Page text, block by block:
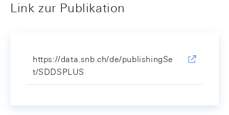
Link zur Publikation
https://data.snb.ch/de/publishingSe
t/SDDSPLUS